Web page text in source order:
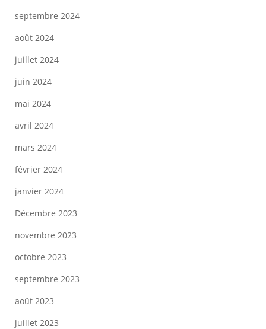
septembre 2024
août 2024
juillet 2024
juin 2024
mai 2024
avril 2024
mars 2024
février 2024
janvier 2024
Décembre 2023
novembre 2023
octobre 2023
septembre 2023
août 2023
juillet 2023